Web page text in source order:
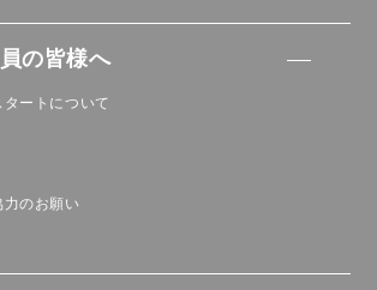
の皆様へ
ートについて
力のお願い